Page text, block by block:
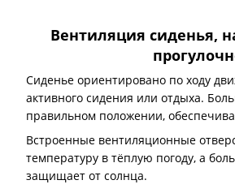
Вентиляция сиденья,
Сиденье ориентировано по ходу
активного сидения или отдыха.
правильном положении,
Встроенные вентиляционные
температуру в тёплую погоду, а
защищает от солнца.